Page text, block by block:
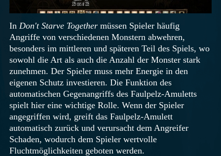
In Don't Starve Together müssen Spieler häufig
Angriffe von verschiedenen Monstern abwehren,
besonders im mittleren und späteren Teil des Spiels, wo
sowohl die Art als auch die Anzahl der Monster stark
zunehmen. Der Spieler muss mehr Energie in den
eigenen Schutz investieren. Die Funktion des
automatischen Gegenangriffs des Faulpelz-Amuletts
spielt hier eine wichtige Rolle. Wenn der Spieler
angegriffen wird, greift das Faulpelz-Amulett
automatisch zurück und verursacht dem Angreifer
Schaden, wodurch dem Spieler wertvolle
Fluchtmöglichkeiten geboten werden.